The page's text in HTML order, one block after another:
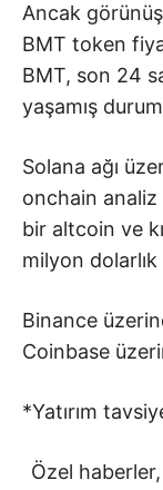
Ancak
BMT token
BMT, son 24
yaşamış
Solana ağı
onchain
bir altcoin ve
milyon dolarlık
Binance
Coinbase
*Yatırım
Özel